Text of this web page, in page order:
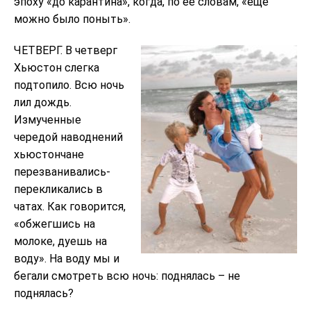
можно было поныть».
ЧЕТВЕРГ. В четверг
Хьюстон слегка
подтопило. Всю ночь
лил дождь.
Измученные
чередой наводнений
хьюстончане
перезванивались-
перекликались в
чатах. Как говорится,
«обжегшись на
молоке, дуешь на
воду». На воду мы и
бегали смотреть всю ночь: поднялась – не
поднялась?